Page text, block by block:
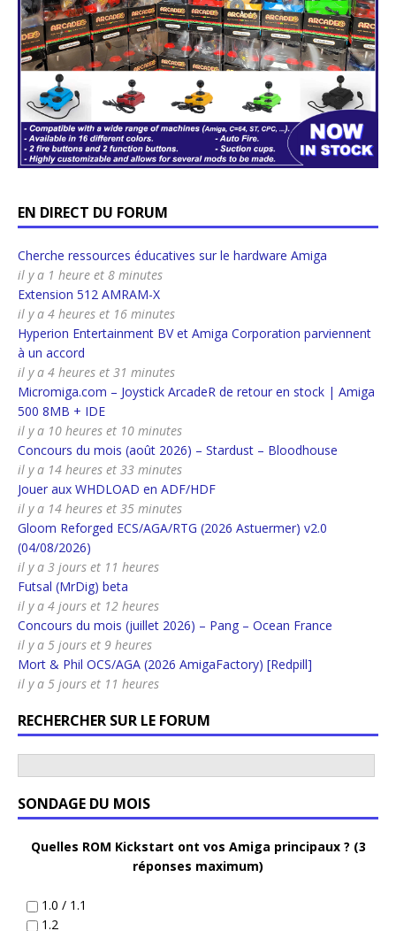
EN DIRECT DU FORUM
Cherche ressources éducatives sur le hardware Amiga
il y a 1 heure et 8 minutes
Extension 512 AMRAM-X
il y a 4 heures et 16 minutes
Hyperion Entertainment BV et Amiga Corporation parviennent
à un accord
il y a 4 heures et 31 minutes
Micromiga.com – Joystick ArcadeR de retour en stock | Amiga
500 8MB + IDE
il y a 10 heures et 10 minutes
Concours du mois (août 2026) – Stardust – Bloodhouse
il y a 14 heures et 33 minutes
Jouer aux WHDLOAD en ADF/HDF
il y a 14 heures et 35 minutes
Gloom Reforged ECS/AGA/RTG (2026 Astuermer) v2.0
(04/08/2026)
il y a 3 jours et 11 heures
Futsal (MrDig) beta
il y a 4 jours et 12 heures
Concours du mois (juillet 2026) – Pang – Ocean France
il y a 5 jours et 9 heures
Mort & Phil OCS/AGA (2026 AmigaFactory) [Redpill]
il y a 5 jours et 11 heures
RECHERCHER SUR LE FORUM
SONDAGE DU MOIS
Quelles ROM Kickstart ont vos Amiga principaux ? (3
réponses maximum)
1.0 / 1.1
1.2